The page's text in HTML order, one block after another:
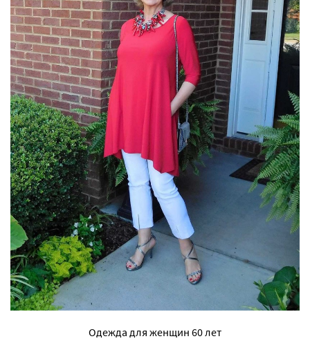
Одежда для женщин 60 лет